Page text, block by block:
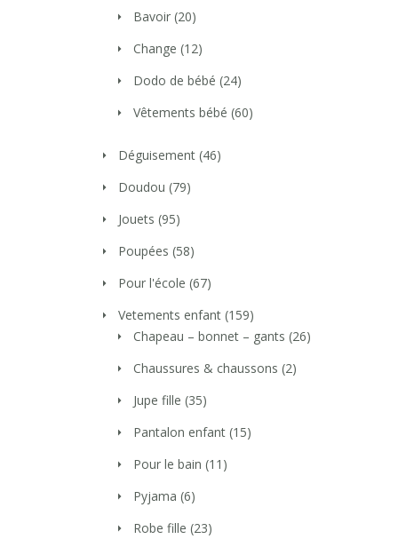
Bavoir (20)
Change (12)
Dodo de bébé (24)
Vêtements bébé (60)
Déguisement (46)
Doudou (79)
Jouets (95)
Poupées (58)
Pour l'école (67)
Vetements enfant (159)
Chapeau – bonnet – gants (26)
Chaussures & chaussons (2)
Jupe fille (35)
Pantalon enfant (15)
Pour le bain (11)
Pyjama (6)
Robe fille (23)